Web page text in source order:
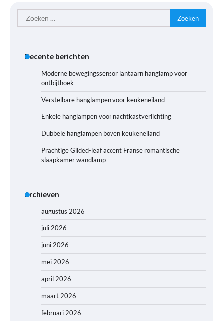
Zoeken
naar:
Recente berichten
Moderne bewegingssensor lantaarn hanglamp voor
ontbijthoek
Verstelbare hanglampen voor keukeneiland
Enkele hanglampen voor nachtkastverlichting
Dubbele hanglampen boven keukeneiland
Prachtige Gilded-leaf accent Franse romantische
slaapkamer wandlamp
Archieven
augustus 2026
juli 2026
juni 2026
mei 2026
april 2026
maart 2026
februari 2026